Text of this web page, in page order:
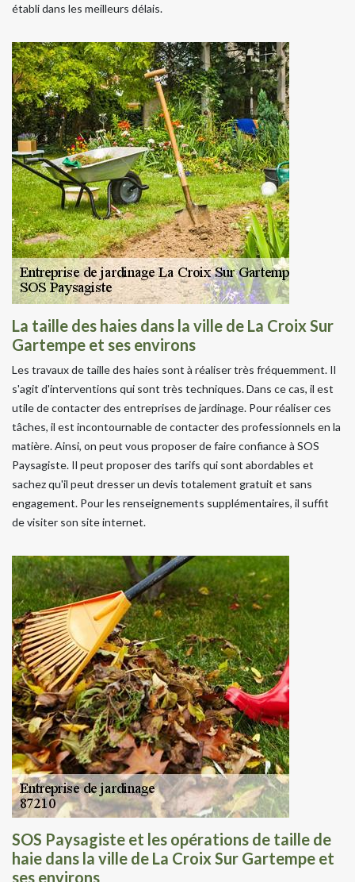
établi dans les meilleurs délais.
La taille des haies dans la ville de La Croix Sur
Gartempe et ses environs
Les travaux de taille des haies sont à réaliser très fréquemment. Il
s'agit d'interventions qui sont très techniques. Dans ce cas, il est
utile de contacter des entreprises de jardinage. Pour réaliser ces
tâches, il est incontournable de contacter des professionnels en la
matière. Ainsi, on peut vous proposer de faire confiance à SOS
Paysagiste. Il peut proposer des tarifs qui sont abordables et
sachez qu'il peut dresser un devis totalement gratuit et sans
engagement. Pour les renseignements supplémentaires, il suffit
de visiter son site internet.
SOS Paysagiste et les opérations de taille de
haie dans la ville de La Croix Sur Gartempe et
ses environs